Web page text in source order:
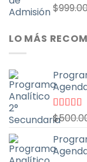
Valorado
con
$
LO MÁS
Valorado
con
5
$